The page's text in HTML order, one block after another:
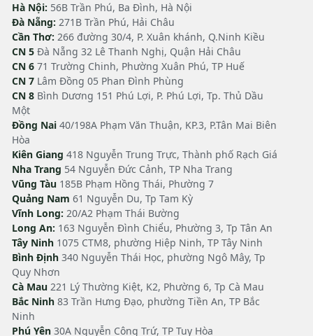
Hà Nội: 56B Trần Phú, Ba Đình, Hà Nội
Đà Nẵng: 271B Trần Phú, Hải Châu
Cần Thơ: 266 đường 30/4, P. Xuân khánh, Q.Ninh Kiều
CN 5 Đà Nẵng 32 Lê Thanh Nghị, Quận Hải Châu
CN 6 71 Trường Chinh, Phường Xuân Phú, TP Huế
CN 7 Lâm Đồng 05 Phan Đình Phùng
CN 8 Bình Dương 151 Phú Lợi, P. Phú Lợi, Tp. Thủ Dầu
Một
Đồng Nai 40/198A Phạm Văn Thuận, KP.3, P.Tân Mai Biên
Hòa
Kiên Giang 418 Nguyễn Trung Trực, Thành phố Rạch Giá
Nha Trang 54 Nguyễn Đức Cảnh, TP Nha Trang
Vũng Tàu 185B Phạm Hồng Thái, Phường 7
Quảng Nam 61 Nguyễn Du, Tp Tam Kỳ
Vĩnh Long: 20/A2 Phạm Thái Bường
Long An: 163 Nguyễn Đình Chiểu, Phường 3, Tp Tân An
Tây Ninh 1075 CTM8, phường Hiệp Ninh, TP Tây Ninh
Bình Định 340 Nguyễn Thái Học, phường Ngô Mây, Tp
Quy Nhơn
Cà Mau 221 Lý Thường Kiệt, K2, Phường 6, Tp Cà Mau
Bắc Ninh 83 Trần Hưng Đạo, phường Tiền An, TP Bắc
Ninh
Phú Yên 30A Nguyễn Công Trứ, TP Tuy Hòa